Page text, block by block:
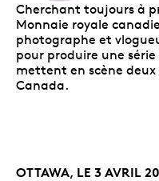
Cherchant toujours à
Monnaie royale
photographe et
pour produire une
mettent en scène deux
Canada.
OTTAWA, LE 3 AVRIL